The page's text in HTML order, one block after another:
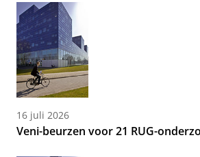
16 juli 2026
Veni-beurzen voor 21 RUG-